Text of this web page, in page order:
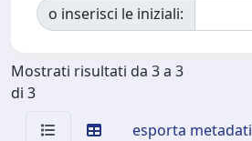
o inserisci le iniziali:
Mostrati risultati da 3 a 3
di 3
esporta metadati